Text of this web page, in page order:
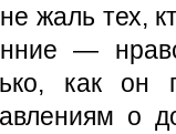
жаль тех,
—
как он
о